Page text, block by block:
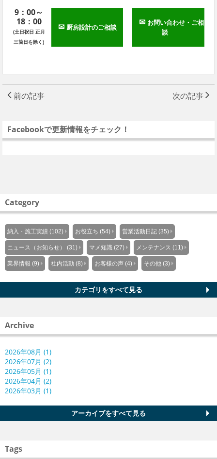
9：00～
18：00
(土日祝日 正月
三箇日を除く)
✉ 厨房設計のご相談 ✉ お問い合わせ・ご相
談
前の記事 次の記事
Facebookで更新情報をチェック！
Category
納入・施工実績 (102) お役立ち (54) 営業活動日記 (35)
ニュース（お知らせ） (31) マメ知識 (27) メンテナンス (11)
業界情報 (9) 社内活動 (8) お客様の声 (4) その他 (3)
カテゴリをすべて見る
Archive
2026年08月 (1)
2026年07月 (2)
2026年05月 (1)
2026年04月 (2)
2026年03月 (1)
アーカイブをすべて見る
Tags